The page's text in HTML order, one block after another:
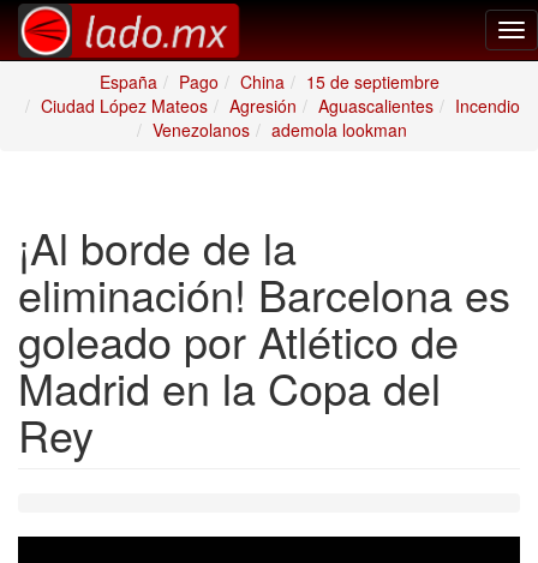
España
Pago China
15 de septiembre
Ciudad López Mateos
Agresión Aguascalientes
Incendio
Venezolanos
ademola lookman
¡Al borde de la
eliminación! Barcelona es
goleado por Atlético de
Madrid en la Copa del
Rey